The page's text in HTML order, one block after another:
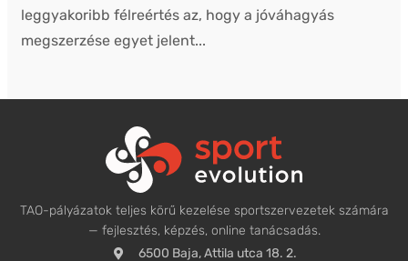
leggyakoribb félreértés az, hogy a jóváhagyás
megszerzése egyet jelent...
TAO-pályázatok teljes körű kezelése sportszervezetek számára
— fejlesztés, képzés, online tanácsadás.
6500 Baja, Attila utca 18. 2.